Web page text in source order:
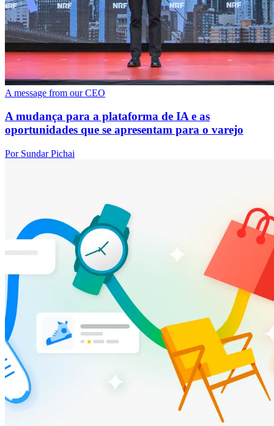
A message from our CEO
A mudança para a plataforma de IA e as
oportunidades que se apresentam para o varejo
Por Sundar Pichai